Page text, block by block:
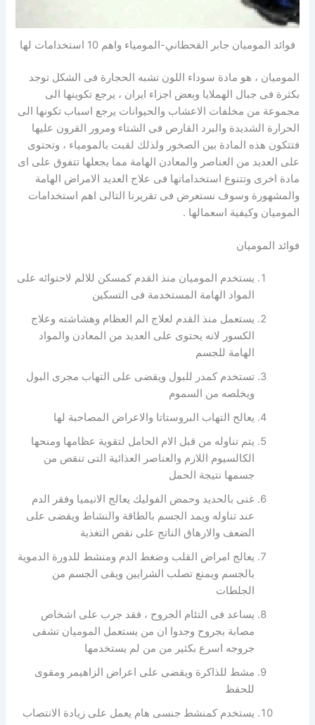
فوائد الموميان جابر القحطاني-المومياء واهم 10 استخدامات لها
الموميان ، هو مادة سوداء اللون تشبه الحجارة فى الشكل توجد
بكثرة فى جبال الهملايا وبعض اجزاء ايران ، يرجع تكوينها الى
مجموعة من مخلفات الاعشاب والحيوانات يرجع اسباب تكونها الى
الحرارة الشديدة والبرد القارص فى الشتاء ومرور القرون عليها
فتتكون هذه المادة بين الصخور ولذلك لقبت بالمومياء ، وتحتوى
على العديد من العناصر والمعادن الهامة مما يجعلها تتفوق على اى
مادة اخرى وتتنوع استخداماتها فى علاج العديد الامراض الهامة
والمشهورة وسوف نستعرض فى تقريرنا التالى اهم استخدامات
الموميان وكيفية اسعمالها .
فوائد الموميان
يستخدم الموميان منذ القدم كمسكن للالم لاحتوائه على
المواد الهامة المستخدمة فى التسكين
يستعمل منذ القدم لعلاج الم العظام وهشاشته وعلاج
الكسور لانه يحتوى على العديد من المعادن والمواد
الهامة للجسم
تستخدم كمدر للبول ويقضى على التهاب مجرى البول
ويخلصه من السموم
يعالح التهاب البروستاتا والاعراض المصاحبة لها
يتم تناوله من قبل الام الحامل لتقوية عظامها ومنحها
الكالسيوم اللازم والعناصر العذائية التى تنقص من
جسمها نتيجة الحمل
غنى بالحديد وحمض الفوليك يعالج الانيميا وفقر الدم
عند تناوله ويمد الجسم بالطاقة والنشاط ويقضى على
الضعف والارهاق الناتج على نقص التغذية
يعالج امراض القلب وضغط الدم ومنشط للدورة الدموية
بالجسم ويمنع تصلب الشرايين ويقى الجسم من
الجلطات
يساعد فى التئام الجروح ، فقد جرب على اشخاص
مصابة بجروح وجدوا ان من يستعمل الموميان تشفى
جروجه اسرع بكثير من من لم يستخدمها
مشط للذاكرة ويقضى على اعراض الزاهيمر ومقوى
للحفظ
يستخدم كمنشط جنسى هام يعمل على زيادة الانتصاب